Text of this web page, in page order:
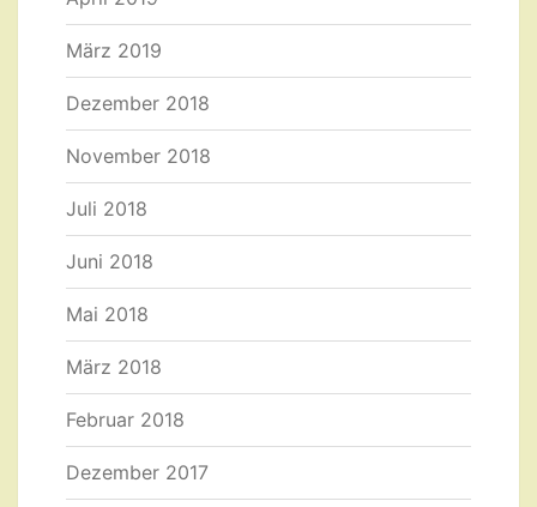
März 2019
Dezember 2018
November 2018
Juli 2018
Juni 2018
Mai 2018
März 2018
Februar 2018
Dezember 2017